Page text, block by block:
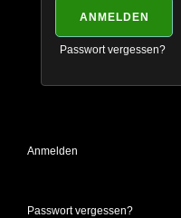
Passwort vergessen?
Anmelden
Passwort vergessen?